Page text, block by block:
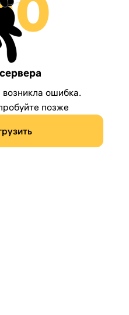
ошибка.
позже